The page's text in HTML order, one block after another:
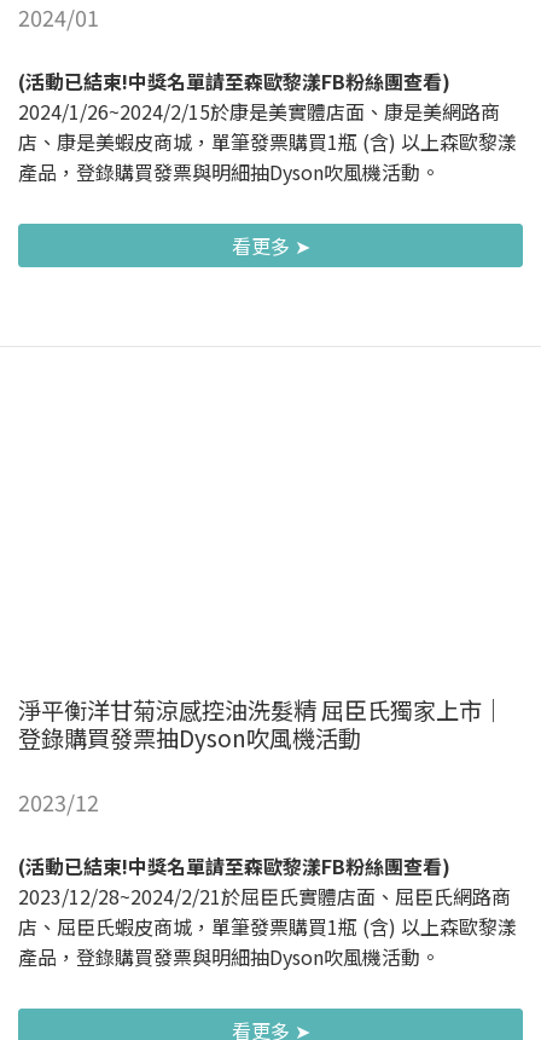
2024/01
(活動已結束!中獎名單請至森歐黎漾FB粉絲團查看)
2024/1/26~2024/2/15於康是美實體店面、康是美網路商
店、康是美蝦皮商城，單筆發票購買1瓶 (含) 以上森歐黎漾
產品，登錄購買發票與明細抽Dyson吹風機活動。
看更多 ➤
淨平衡洋甘菊涼感控油洗髮精 屈臣氏獨家上市｜
登錄購買發票抽Dyson吹風機活動
2023/12
(活動已結束!中獎名單請至森歐黎漾FB粉絲團查看)
2023/12/28~2024/2/21於屈臣氏實體店面、屈臣氏網路商
店、屈臣氏蝦皮商城，單筆發票購買1瓶 (含) 以上森歐黎漾
產品，登錄購買發票與明細抽Dyson吹風機活動。
看更多 ➤